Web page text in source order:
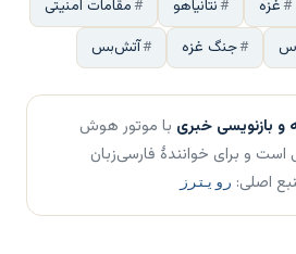
غزه نتانیاهو
مقامات امنیتی
جنگ غزه آتش‌بس
و بازنویسی خبری با موتور هوش
و برای خوانندهٔ فارسی‌زبان
اصلی: رویترز